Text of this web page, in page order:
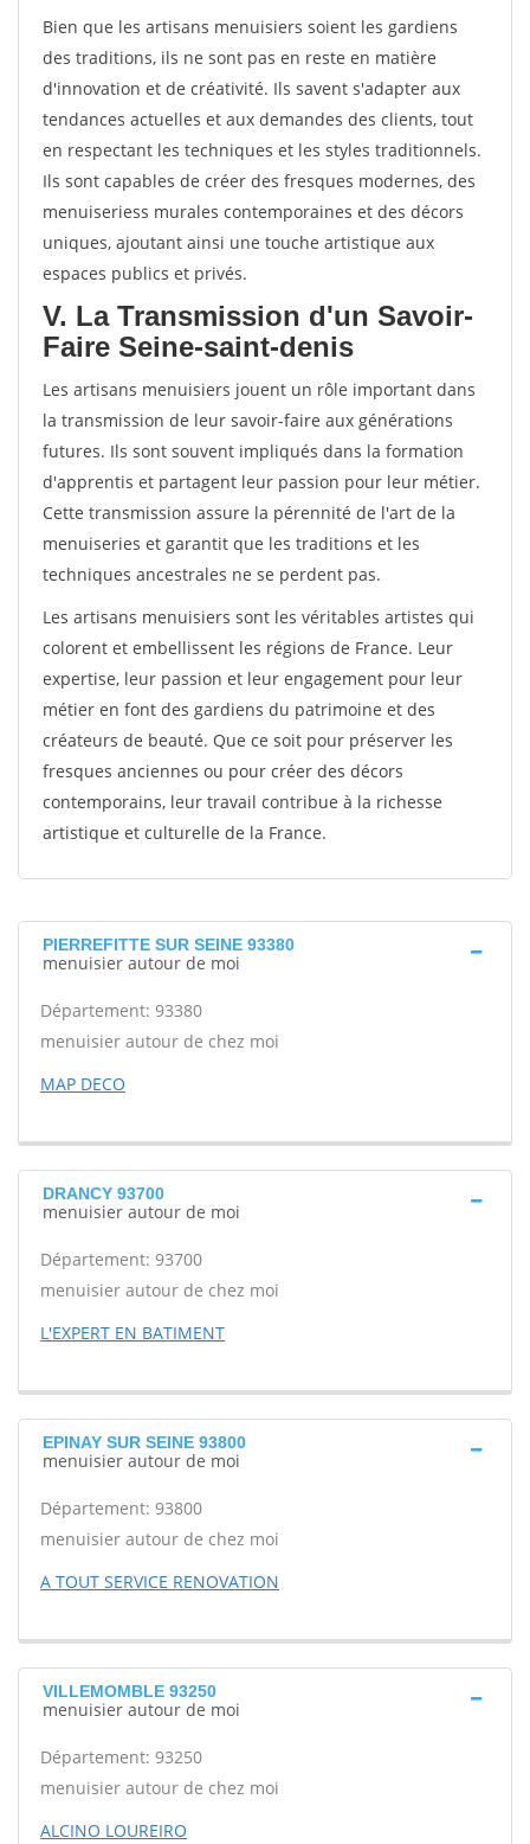
Bien que les artisans menuisiers soient les gardiens
des traditions, ils ne sont pas en reste en matière
d'innovation et de créativité. Ils savent s'adapter aux
tendances actuelles et aux demandes des clients, tout
en respectant les techniques et les styles traditionnels.
Ils sont capables de créer des fresques modernes, des
menuiseriess murales contemporaines et des décors
uniques, ajoutant ainsi une touche artistique aux
espaces publics et privés.
V. La Transmission d'un Savoir-
Faire Seine-saint-denis
Les artisans menuisiers jouent un rôle important dans
la transmission de leur savoir-faire aux générations
futures. Ils sont souvent impliqués dans la formation
d'apprentis et partagent leur passion pour leur métier.
Cette transmission assure la pérennité de l'art de la
menuiseries et garantit que les traditions et les
techniques ancestrales ne se perdent pas.
Les artisans menuisiers sont les véritables artistes qui
colorent et embellissent les régions de France. Leur
expertise, leur passion et leur engagement pour leur
métier en font des gardiens du patrimoine et des
créateurs de beauté. Que ce soit pour préserver les
fresques anciennes ou pour créer des décors
contemporains, leur travail contribue à la richesse
artistique et culturelle de la France.
PIERREFITTE SUR SEINE 93380
menuisier autour de moi
Département: 93380
menuisier autour de chez moi
MAP DECO
DRANCY 93700
menuisier autour de moi
Département: 93700
menuisier autour de chez moi
L'EXPERT EN BATIMENT
EPINAY SUR SEINE 93800
menuisier autour de moi
Département: 93800
menuisier autour de chez moi
A TOUT SERVICE RENOVATION
VILLEMOMBLE 93250
menuisier autour de moi
Département: 93250
menuisier autour de chez moi
ALCINO LOUREIRO